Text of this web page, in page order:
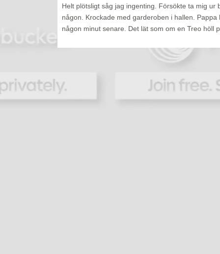
Helt plötsligt såg jag ingenting. Försökte ta mig ur
någon. Krockade med garderoben i hallen.
någon minut senare. Det lät som om en Treo höll